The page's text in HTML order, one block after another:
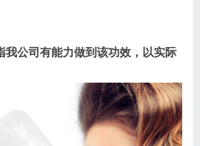
我公司有能力做到该功效，以实际